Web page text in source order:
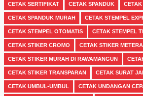
CETAK SERTIFIKAT CETAK SPANDUK
CETAK SPANDUK MURAH CETAK STEMPEL
CETAK STEMPEL OTOMATIS CETAK STEMPEL
CETAK STIKER CROMO CETAK STIKER
CETAK STIKER MURAH DI RAWAMANGUN
CETAK STIKER TRANSPARAN CETAK SURAT
CETAK UMBUL-UMBUL CETAK UNDANGAN